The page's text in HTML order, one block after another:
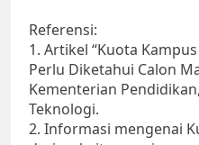
Referensi:
1. Artikel “Kuota
Perlu Diketahui Calon
Kementerian
Teknologi.
2. Informasi mengenai